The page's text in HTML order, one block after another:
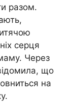
разом.
серця
Через
що
на